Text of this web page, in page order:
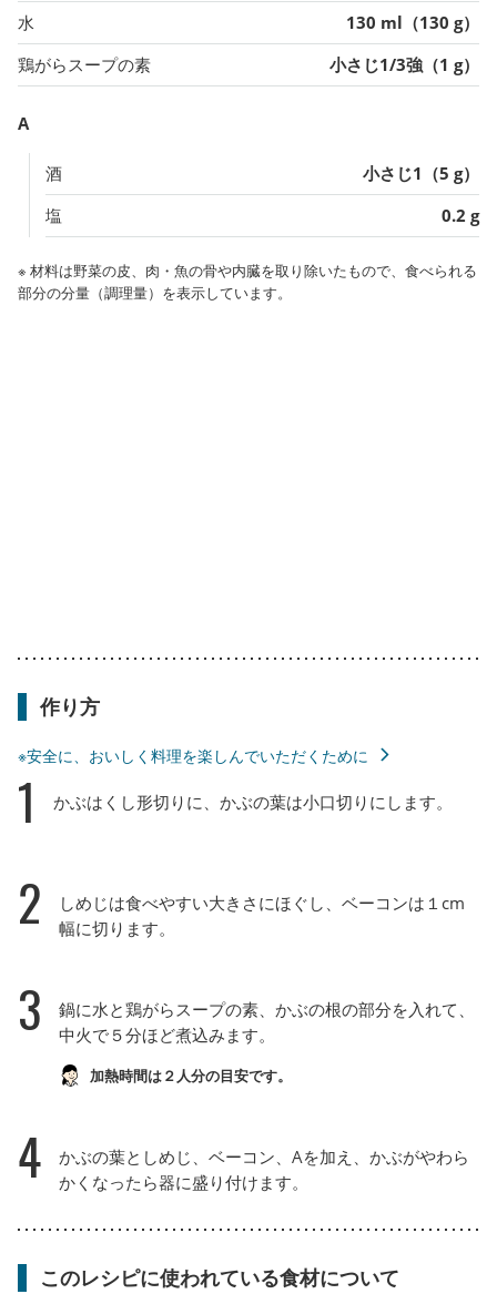
水
130 ml（130 g）
鶏がらスープの素
小さじ1/3強（1 g）
A
酒
小さじ1（5 g）
塩
0.2 g
※ 材料は野菜の皮、肉・魚の骨や内臓を取り除いたもので、食べられる
部分の分量（調理量）を表示しています。
作り方
※安全に、おいしく料理を楽しんでいただくために
1 かぶはくし形切りに、かぶの葉は小口切りにします。
2
しめじは食べやすい大きさにほぐし、ベーコンは１cm
幅に切ります。
3
鍋に水と鶏がらスープの素、かぶの根の部分を入れて、
中火で５分ほど煮込みます。
加熱時間は２人分の目安です。
4
かぶの葉としめじ、ベーコン、Aを加え、かぶがやわら
かくなったら器に盛り付けます。
このレシピに使われている食材について